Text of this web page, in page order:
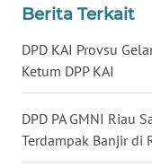
Berita Terkait
DPD KAI Provsu
Ketum DPP KAI
DPD PA GMNI Riau
Terdampak Banjir di
BABEL
WN
SUMBAR
WN